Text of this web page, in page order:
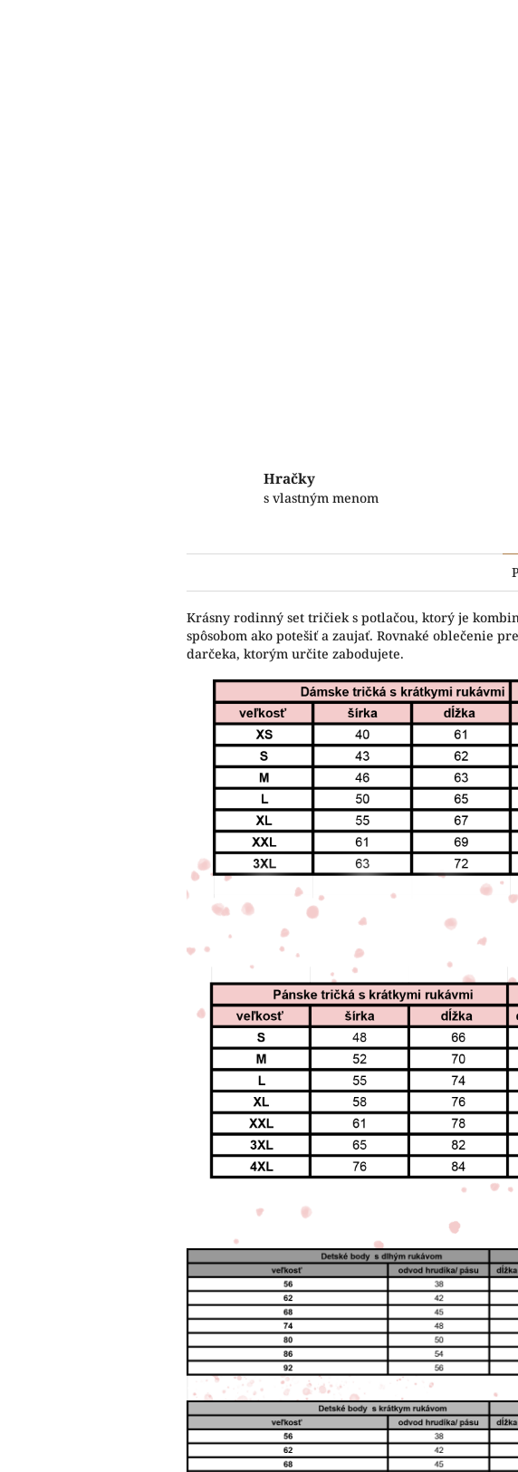
Hračky
s vlastným menom
Krásny rodinný set tričiek s potlačou, ktorý je
spôsobom ako potešiť a zaujať. Rovnaké oblečenie
darčeka, ktorým určite zabodujete.